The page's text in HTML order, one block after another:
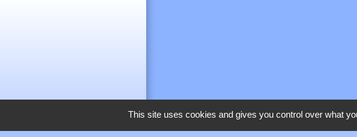
This site uses cookies and gives you control over what